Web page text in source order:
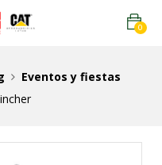
0
Eventos y fiestas